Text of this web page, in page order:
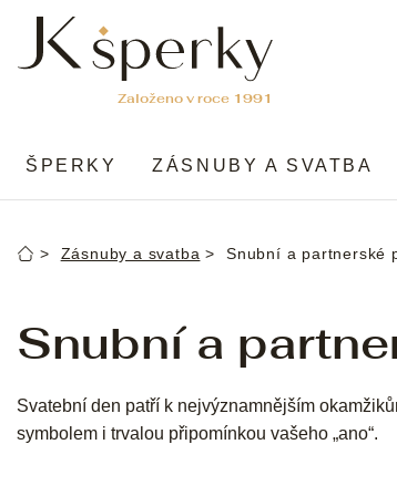
obsah
ŠPERKY ZÁSNUBY A SVATBA
DomůZásnuby a svatba Snubní a partnerské
Snubní a
Svatební den patří k nejvýznamnějším
symbolem i trvalou připomínkou vašeho „ano“.